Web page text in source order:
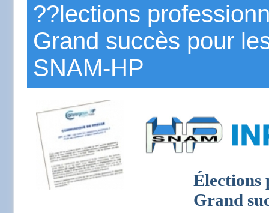
??lections
Grand succès pour
SNAM-HP
Élections
Grand succès